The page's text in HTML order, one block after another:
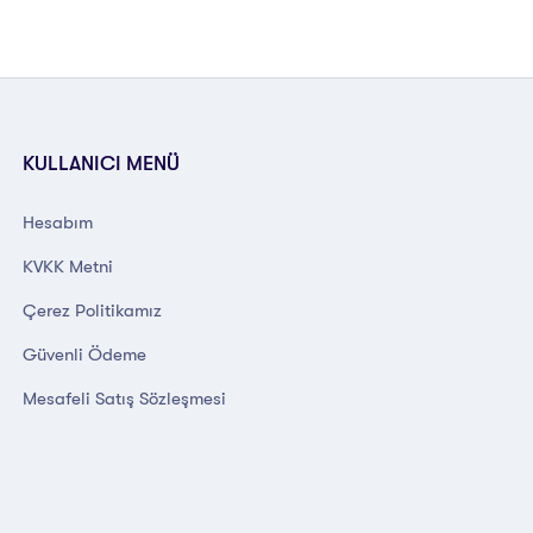
KULLANICI MENÜ
Hesabım
KVKK Metni
Çerez Politikamız
Güvenli Ödeme
Mesafeli Satış Sözleşmesi